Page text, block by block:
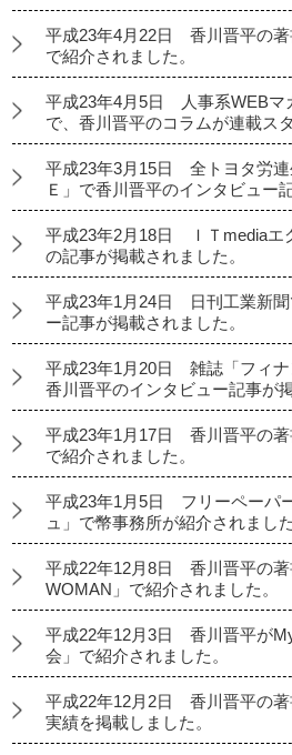
平成23年4月22日 香川晋平の
で紹介されました。
平成23年4月5日 人事系WEBマ
で、香川晋平のコラムが連載ス
平成23年3月15日 全トヨタ労連
Ｅ」で香川晋平のインタビュー
平成23年2月18日 ＩＴmediaエ
の記事が掲載されました。
平成23年1月24日 日刊工業新聞
ー記事が掲載されました。
平成23年1月20日 雑誌「フィナ
香川晋平のインタビュー記事が
平成23年1月17日 香川晋平の著
で紹介されました。
平成23年1月5日 フリーペーパ
ュ」で幣事務所が紹介されました
平成22年12月8日 香川晋平の著
WOMAN」で紹介されました。
平成22年12月3日 香川晋平が
会」で紹介されました。
平成22年12月2日 香川晋平の
実績を掲載しました。